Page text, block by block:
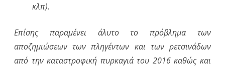
κλπ).
Επίσης παραμένει άλυτο το πρόβλημα των
αποζημιώσεων των πληγέντων και των ρετσινάδων
από την καταστροφική πυρκαγιά του 2016 καθώς και